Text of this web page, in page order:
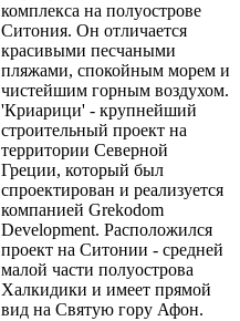
комплекса на полуострове
Ситония. Он отличается
красивыми песчаными
пляжами, спокойным морем и
чистейшим горным воздухом.
'Криарици' - крупнейший
строительный проект на
территории Северной
Греции, который был
спроектирован и реализуется
компанией Grekodom
Development. Расположился
проект на Ситонии - средней
малой части полуострова
Халкидики и имеет прямой
вид на Святую гору Афон.